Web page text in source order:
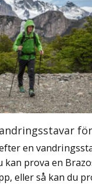
en
kan prova en
eller så kan du